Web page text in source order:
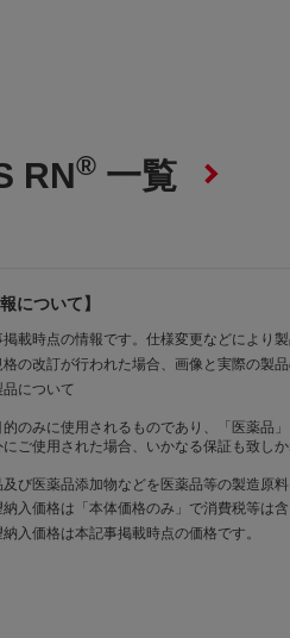
RN® 一覧
について】
載時点の情報です。仕様変更などにより
の改訂が行われた場合、画像と実際の製
について
のみに使用されるものであり、「医薬品
ご使用された場合、いかなる保証も致し
び医薬品添加物などを医薬品等の製造原
入価格は「本体価格のみ」で消費税等は含
入価格は本記事掲載時点の価格です。